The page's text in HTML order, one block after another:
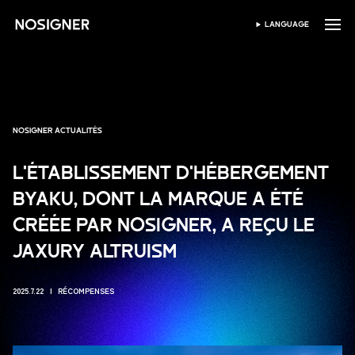
ACCUEIL SÉLECTIONNER LA
LANGUAGE
NOSIGNER ACTUALITÉS
L'ÉTABLISSEMENT D'HÉBERGEMENT
BYAKU, DONT LA MARQUE A ÉTÉ
CRÉÉE PAR NOSIGNER, A REÇU LE
JAXURY ALTRUISM
2025.7.22 RÉCOMPENSES